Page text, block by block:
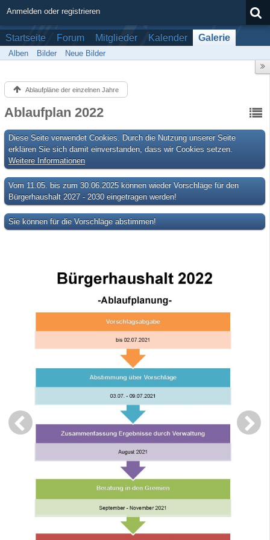
Anmelden oder registrieren
Startseite Forum Mitglieder Kalender Galerie
Alben Bilder Neue Bilder
Ablaufpläne der einzelnen Jahre
Ablaufplan 2022
Diese Seite verwendet Cookies. Durch die Nutzung unserer Seite
erklären Sie sich damit einverstanden, dass wir Cookies setzen.
Weitere Informationen
Vom 11.05. bis zum 30.06.2025 können wieder Vorschläge für den
Bürgerhaushalt 2027 - 2030 eingetragen werden!
Sie können für die Vorschläge abstimmen!